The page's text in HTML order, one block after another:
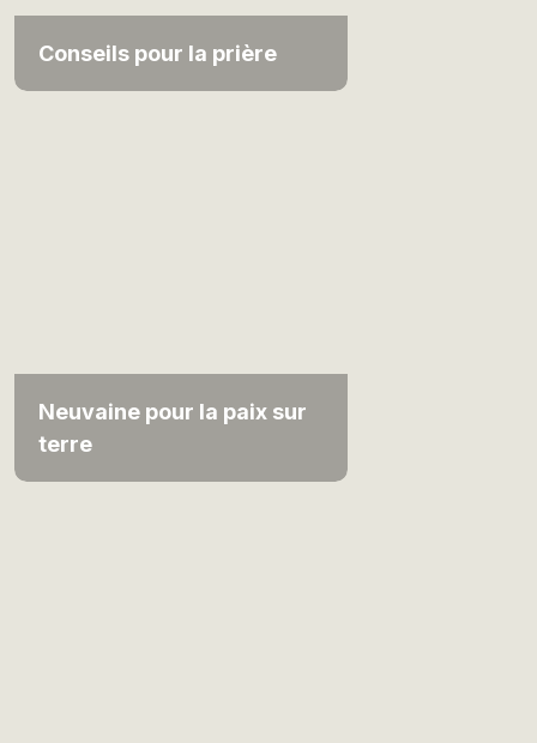
Conseils pour la prière
Neuvaine pour la paix sur
terre